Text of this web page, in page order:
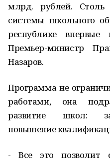
млрд. рублей. Столь
системы школьного
республике
Премьер-министр
Назаров.
Программа не
работами, она
развитие школ:
повышение
- Все это позволит